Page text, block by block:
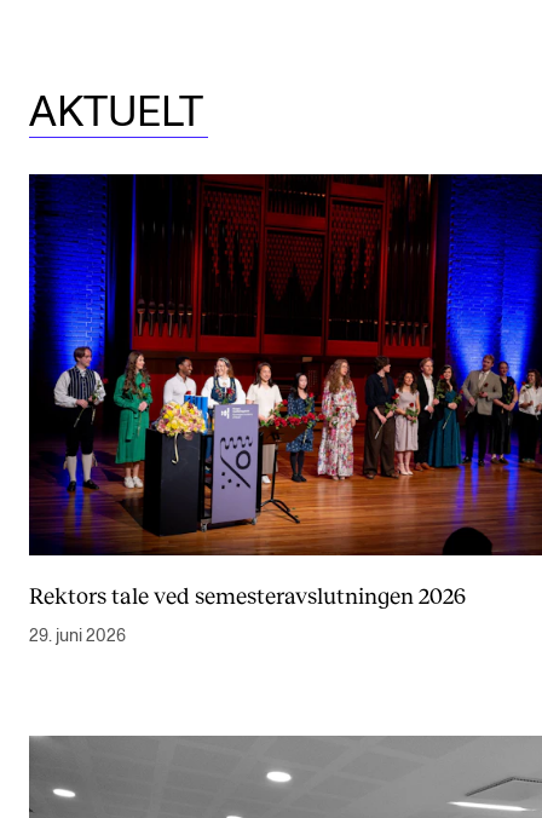
KONTAKTER
Kontaktpunkt
Studentutvalet SUT
Biblioteket
Organisasjon
Hvem gjør hva i administrasjonen?
AKTUELT
Rektors tale ved semesteravslutningen 2026
29. juni 2026